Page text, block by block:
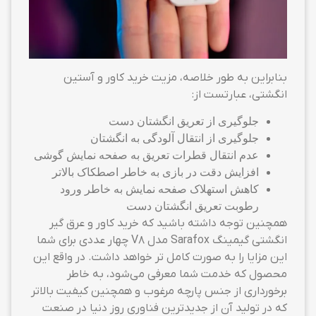
بنابراین به طور خلاصه، مزیت خرید کاور و آستین
انگشتی، عبارتست از:
جلوگیری از تعریق انگشتان دست
جلوگیری از انتقال آلودگی به انگشتان
عدم انتقال قطرات تعریق به صفحه نمایش گوشی
افزایش دقت در بازی به خاطر اصطکاک بالاتر
کاهش استهلاک صفحه نمایش به خاطر ورود
رطوبت تعریق انگشتان دست
همچنین توجه داشته باشید که خرید کاور و عرق گیر
انگشتی گیمینگ Sarafox مدل V8 چهار عددی برای شما
این مزایا را به صورت کامل تر خواهد داشت. در واقع این
محصول که خدمت شما معرفی می‌شود، به خاطر
برخورداری از جنس پارچه مرغوب و همچنین کیفیت بالاتر
که در تولید آن از جدیدترین فناوری روز دنیا در صنعت